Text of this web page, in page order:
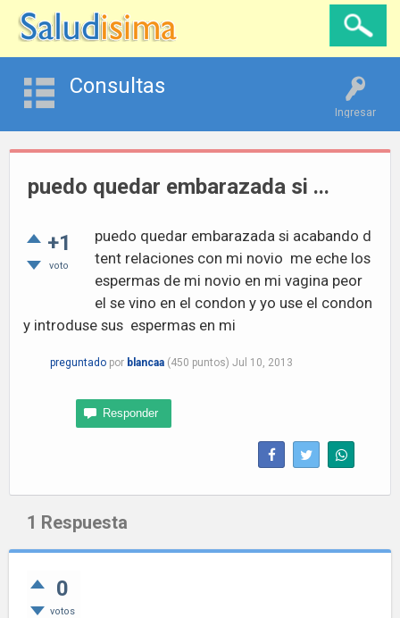
Ingresar
Consultas
puedo quedar embarazada si ...
+1
voto
puedo quedar embarazada si acabando d
tent relaciones con mi novio me eche los
espermas de mi novio en mi vagina peor
el se vino en el condon y yo use el condon
y introduse sus espermas en mi
preguntado por blancaa (450 puntos) Jul 10, 2013
1 Respuesta
0
votos